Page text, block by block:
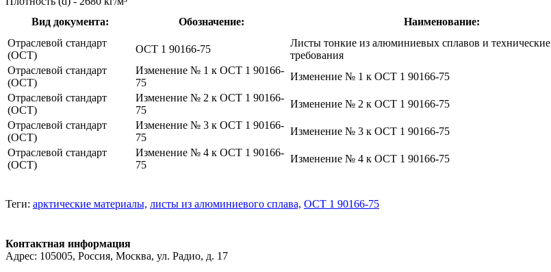
Вид документа:
Обозначение: Наименование:
Отраслевой стандарт
(ОСТ)
ОСТ 1 90166-75
Листы тонкие из алюминиевых сплавов и технические
требования
Отраслевой стандарт
(ОСТ)
Изменение № 1 к ОСТ 1 90166-
75
Изменение № 1 к ОСТ 1 90166-75
Отраслевой стандарт
(ОСТ)
Изменение № 2 к ОСТ 1 90166-
75
Изменение № 2 к ОСТ 1 90166-75
Отраслевой стандарт
(ОСТ)
Изменение № 3 к ОСТ 1 90166-
75
Изменение № 3 к ОСТ 1 90166-75
Отраслевой стандарт
(ОСТ)
Изменение № 4 к ОСТ 1 90166-
75
Изменение № 4 к ОСТ 1 90166-75
Теги: арктические материалы, листы из алюминиевого сплава, ОСТ 1 90166-75
Контактная информация
Адрес: 105005, Россия, Москва, ул. Радио, д. 17